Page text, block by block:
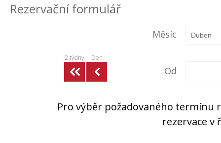
Rezervační formulář
Měsíc
2 týdny Den
Od
Pro výběr požadovaného termínu
rezervace